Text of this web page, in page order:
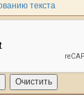
текста